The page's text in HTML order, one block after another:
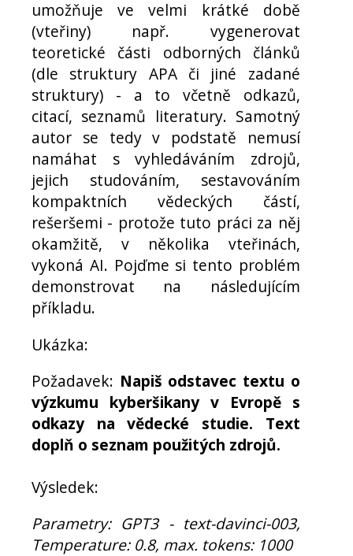
umožňuje ve velmi krátké době
(vteřiny) např. vygenerovat
teoretické části odborných článků
(dle struktury APA či jiné zadané
struktury) - a to včetně odkazů,
citací, seznamů literatury. Samotný
autor se tedy v podstatě nemusí
namáhat s vyhledáváním zdrojů,
jejich studováním, sestavováním
kompaktních vědeckých částí,
rešeršemi - protože tuto práci za něj
okamžitě, v několika vteřinách,
vykoná AI. Pojďme si tento problém
demonstrovat na následujícím
příkladu.
Ukázka:
Požadavek: Napiš odstavec textu o
výzkumu kyberšikany v Evropě s
odkazy na vědecké studie. Text
doplň o seznam použitých zdrojů.
Výsledek:
Parametry: GPT3 - text-davinci-003,
Temperature: 0.8, max. tokens: 1000